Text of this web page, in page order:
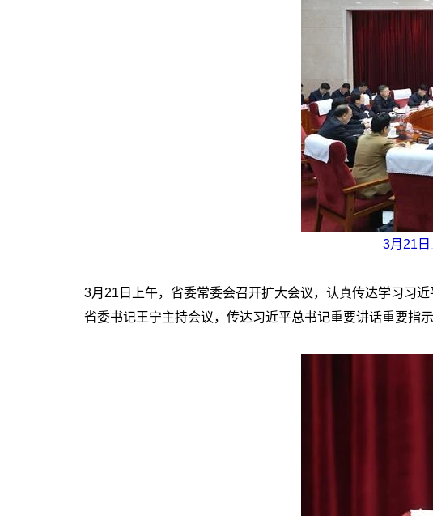
3月21
3月21日上午，省委常委会召开扩大会议，认真传达学习习
省委书记王宁主持会议，传达习近平总书记重要讲话重要指示